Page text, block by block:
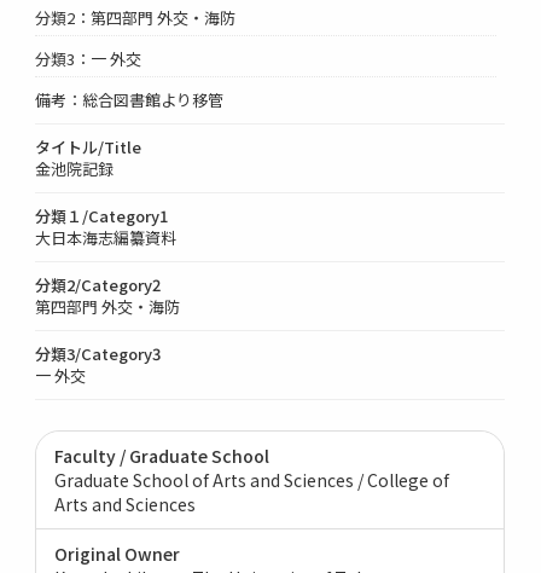
分類2：第四部門 外交・海防
分類3：一 外交
備考：総合図書館より移管
タイトル/Title
金池院記録
分類１/Category1
大日本海志編纂資料
分類2/Category2
第四部門 外交・海防
分類3/Category3
一 外交
Faculty / Graduate School
Graduate School of Arts and Sciences / College of
Arts and Sciences
Original Owner